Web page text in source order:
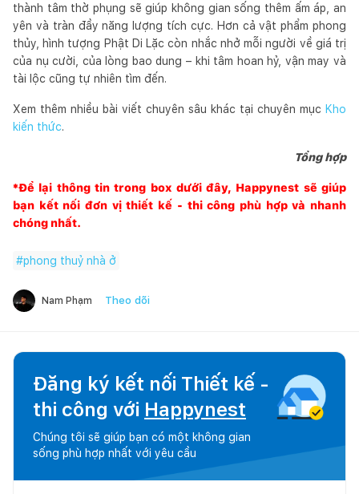
thành tâm thờ phụng sẽ giúp không gian sống thêm ấm áp, an
yên và tràn đầy năng lượng tích cực. Hơn cả vật phẩm phong
thủy, hình tượng Phật Di Lặc còn nhắc nhở mỗi người về giá trị
của nụ cười, của lòng bao dung – khi tâm hoan hỷ, vận may và
tài lộc cũng tự nhiên tìm đến.
Xem thêm nhiều bài viết chuyên sâu khác tại chuyên mục Kho
kiến thức.
Tổng hợp
*Để lại thông tin trong box dưới đây, Happynest sẽ giúp
bạn kết nối đơn vị thiết kế - thi công phù hợp và nhanh
chóng nhất.
#phong thuỷ nhà ở
Nam Phạm Theo dõi
Đăng ký kết nối Thiết kế -
thi công với Happynest
Chúng tôi sẽ giúp bạn có một không gian
sống phù hợp nhất với yêu cầu